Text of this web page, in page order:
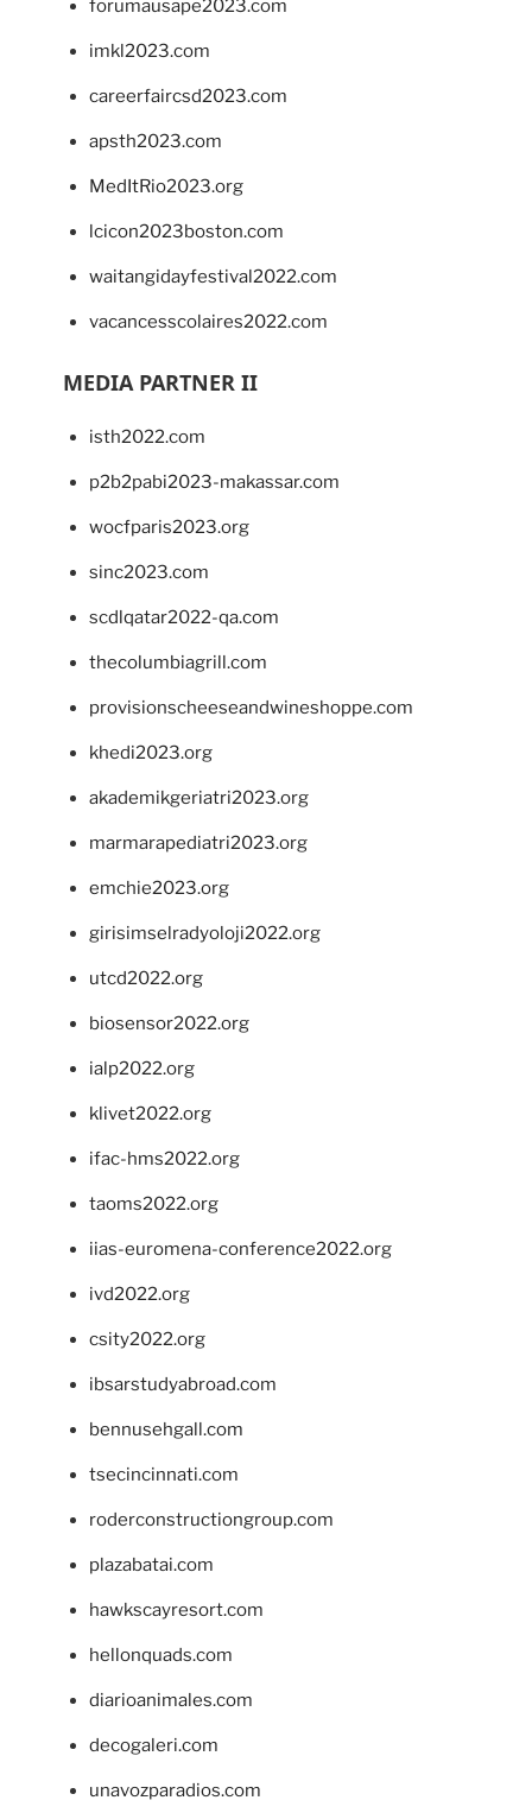
forumausape2023.com
imkl2023.com
careerfaircsd2023.com
apsth2023.com
MedItRio2023.org
lcicon2023boston.com
waitangidayfestival2022.com
vacancesscolaires2022.com
MEDIA PARTNER II
isth2022.com
p2b2pabi2023-makassar.com
wocfparis2023.org
sinc2023.com
scdlqatar2022-qa.com
thecolumbiagrill.com
provisionscheeseandwineshoppe.com
khedi2023.org
akademikgeriatri2023.org
marmarapediatri2023.org
emchie2023.org
girisimselradyoloji2022.org
utcd2022.org
biosensor2022.org
ialp2022.org
klivet2022.org
ifac-hms2022.org
taoms2022.org
iias-euromena-conference2022.org
ivd2022.org
csity2022.org
ibsarstudyabroad.com
bennusehgall.com
tsecincinnati.com
roderconstructiongroup.com
plazabatai.com
hawkscayresort.com
hellonquads.com
diarioanimales.com
decogaleri.com
unavozparadios.com